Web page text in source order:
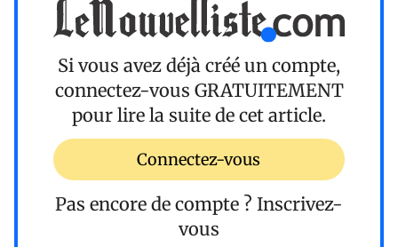
Si vous avez déjà créé un compte,
connectez-vous GRATUITEMENT
pour lire la suite de cet article.
Connectez-vous
Pas encore de compte ? Inscrivez-
vous